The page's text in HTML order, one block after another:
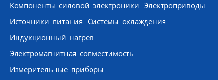
Компоненты силовой электроники Электроприводы
Источники питания Системы охлаждения
Индукционный нагрев
Электромагнитная совместимость
Измерительные приборы